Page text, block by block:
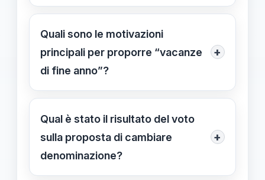
Critici affermano che questa modifica
rappresenta un impoverimento
culturale e rischia di cancellare
tradizioni radicate nella memoria
Quali sono le motivazioni
principali per proporre “vacanze
di fine anno”?
+
L’obiettivo è promuovere inclusività e
rispetto delle diverse tradizioni
culturali e religiose, favorendo la
tolleranza.
Qual è stato il risultato del voto
sulla proposta di cambiare
denominazione?
+